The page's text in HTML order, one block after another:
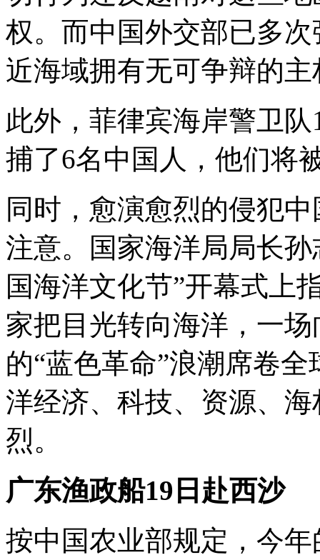
权。而中国外交部已多
近海域拥有无可争辩的
此外，菲律宾海岸警卫
捕了6名中国人，他们将
同时，愈演愈烈的侵犯
注意。国家海洋局局长孙
国海洋文化节”开幕式上
家把目光转向海洋，一
的“蓝色革命”浪潮席卷
洋经济、科技、资源、
烈。
广东渔政船19日赴西沙
按中国农业部规定，今